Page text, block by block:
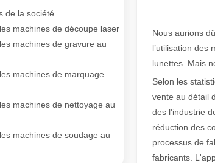
de la société
machines de découpe laser
machines de gravure au
machines de marquage
machines de nettoyage au
machines de soudage au
polyvalentes Application et les
Nous aurions
l’utilisation des
lunettes. Mais
Selon les
vente au détail
des l'industrie
réduction des
processus de
fabricants.